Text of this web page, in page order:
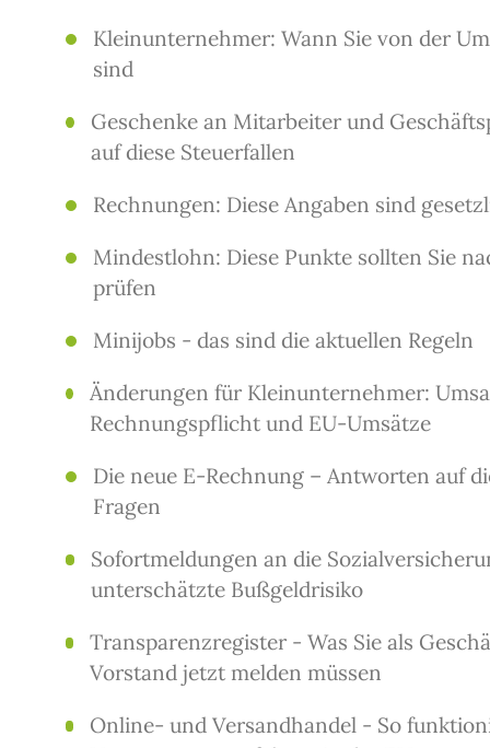
Kleinunternehmer: Wann Sie von der
sind
Geschenke an Mitarbeiter und
auf diese Steuerfallen
Rechnungen: Diese Angaben sind
Mindestlohn: Diese Punkte sollten Sie
prüfen
Minijobs - das sind die aktuellen Regeln
Änderungen für Kleinunternehmer:
Rechnungspflicht und EU-Umsätze
Die neue E-Rechnung – Antworten auf
Fragen
Sofortmeldungen an die
unterschätzte Bußgeldrisiko
Transparenzregister - Was Sie als
Vorstand jetzt melden müssen
Online- und Versandhandel - So